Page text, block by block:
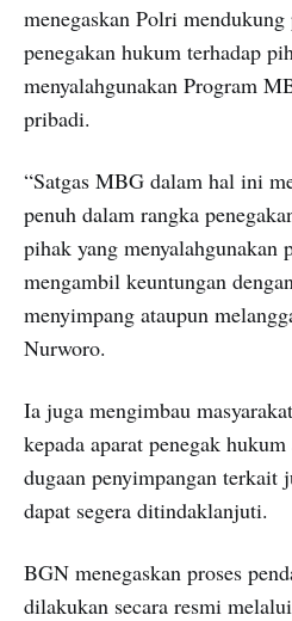
menegaskan Polri
penegakan hukum terhadap
menyalahgunakan Program
pribadi.
“Satgas MBG dalam hal ini
penuh dalam rangka
pihak yang
mengambil keuntungan
menyimpang ataupun
Nurworo.
Ia juga mengimbau
kepada aparat penegak
dugaan penyimpangan
dapat segera ditindaklanjuti.
BGN menegaskan proses
dilakukan secara resmi